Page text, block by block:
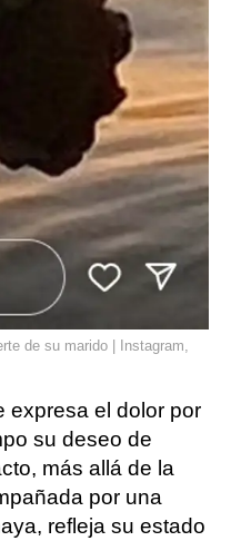
de su marido | Instagram,
expresa el dolor por
su deseo de
más allá de la
por una
refleja su estado